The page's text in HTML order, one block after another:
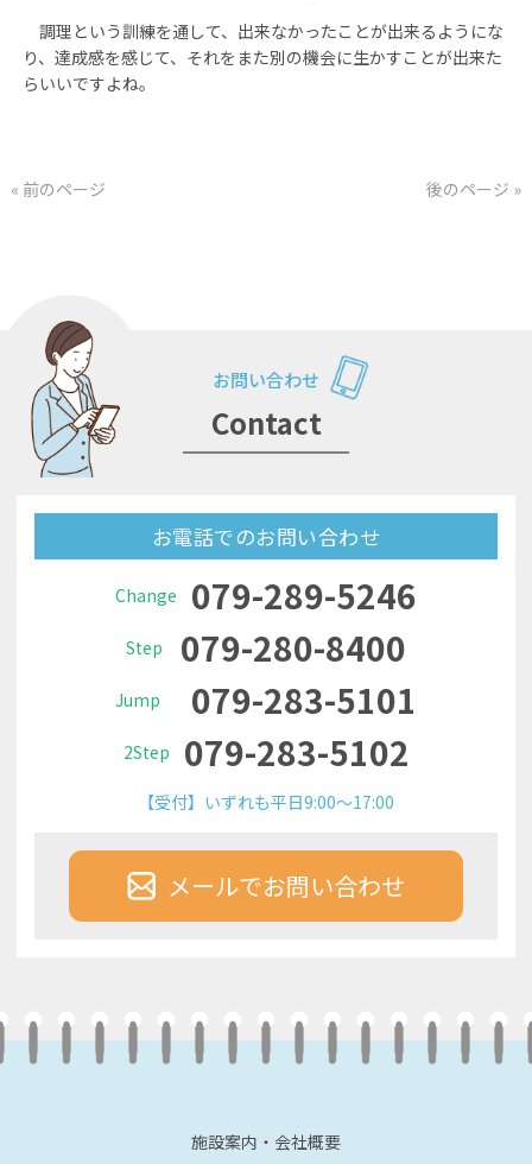
調理という訓練を通して、出来なかったことが出来るようにな
り、達成感を感じて、それをまた別の機会に生かすことが出来た
らいいですよね。
« 前のページ 後のページ »
お問い合わせ
Contact
お電話でのお問い合わせ
Change 079-289-5246
Step 079-280-8400
Jump 079-283-5101
2Step 079-283-5102
【受付】いずれも平日9:00～17:00
メールでお問い合わせ
施設案内・会社概要